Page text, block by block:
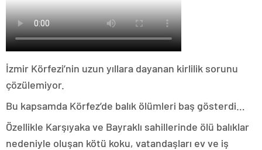
İzmir Körfezi’nin uzun yıllara dayanan kirlilik sorunu
çözülemiyor.
Bu kapsamda Körfez’de balık ölümleri baş gösterdi…
Özellikle Karşıyaka ve Bayraklı sahillerinde ölü balıklar
nedeniyle oluşan kötü koku, vatandaşları ev ve iş